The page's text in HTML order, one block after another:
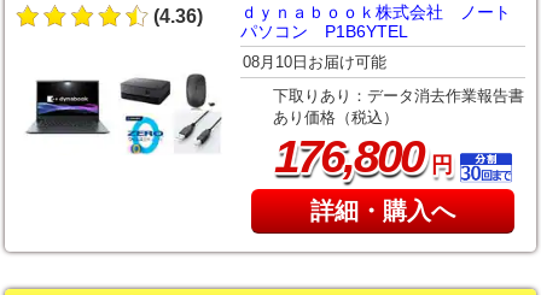
(4.36)
ｄｙｎａｂｏｏｋ株式会社 ノート
パソコン P1B6YTEL
08月10日お届け可能
下取りあり：データ消去作業報告書
あり価格（税込）
176,800円
詳細・購入へ